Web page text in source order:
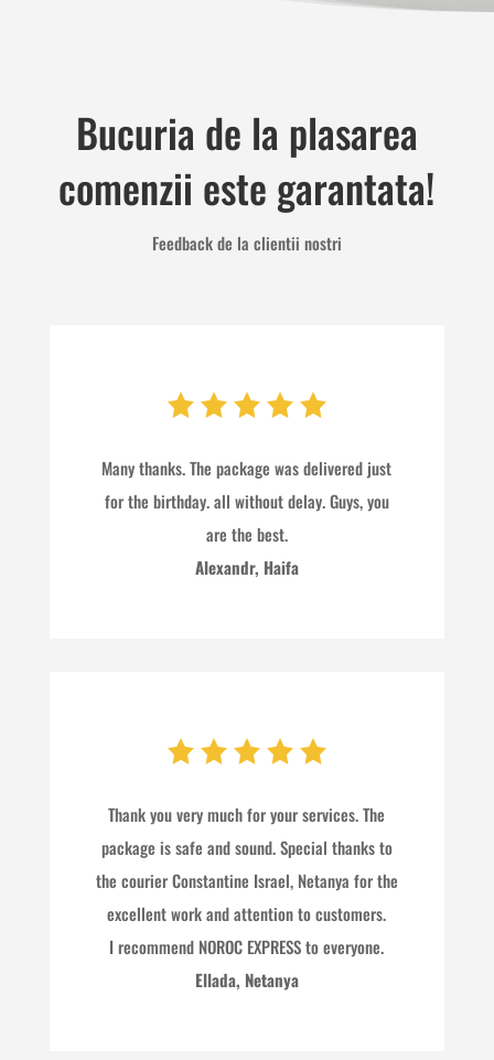
Bucuria de la plasarea
comenzii este garantata!
Feedback de la clientii nostri
Many thanks. The package was delivered just
for the birthday. all without delay. Guys, you
are the best.
Alexandr, Haifa
Thank you very much for your services. The
package is safe and sound. Special thanks to
the courier Constantine Israel, Netanya for the
excellent work and attention to customers.
I recommend NOROC EXPRESS to everyone.
Ellada, Netanya